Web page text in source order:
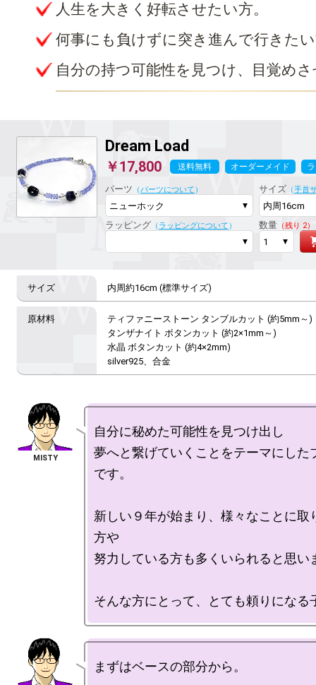
人生を大きく好転させたい方。
何事にも負けずに突き進んで行きた
自分の持つ可能性を見つけ、目覚め
Dream Load
￥17,800 送料無料 オーダーメイド
パーツ （パーツについて ） サイズ （手首
ラッピング （ ラッピングについて ） 数量（残り 2）
内周約16cm (標準サイズ)
ティファニーストーン タンブルカット (約5mm～)
タンザナイト ボタンカット (約2×1mm～)
水晶 ボタンカット (約4×2mm)
silver925、合金
自分に秘めた可能性を見つけ出し
夢へと繋げていくことをテーマにした
です。
新しい９年が始まり、様々なことに取
方や
努力している方も多くいられると思い
まずはベースの部分から。